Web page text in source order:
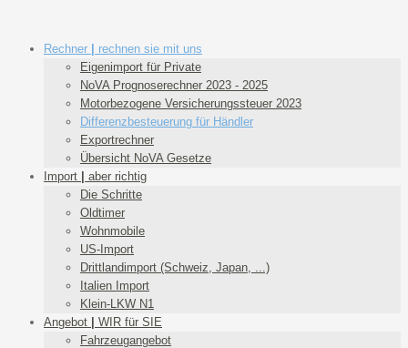
Rechner
rechnen sie mit uns
Eigenimport für Private
NoVA Prognoserechner 2023 - 2025
Motorbezogene Versicherungssteuer 2023
Differenzbesteuerung für Händler
Exportrechner
Übersicht NoVA Gesetze
Import
aber richtig
Die Schritte
Oldtimer
Wohnmobile
US-Import
Drittlandimport (Schweiz, Japan, ...)
Italien Import
Klein-LKW N1
Angebot
WIR für SIE
Fahrzeugangebot